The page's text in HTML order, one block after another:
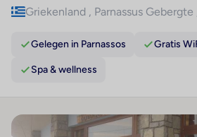
Griekenland , Parnassus Gebergte
Gelegen in Parnassos Gratis
Spa & wellness